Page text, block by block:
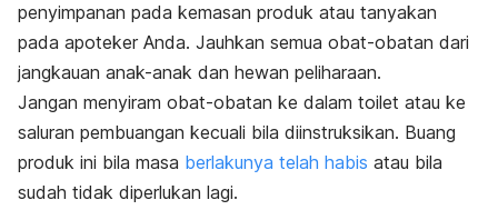
penyimpanan pada kemasan produk atau tanyakan
pada apoteker Anda. Jauhkan semua obat-obatan dari
jangkauan anak-anak dan hewan peliharaan.
Jangan menyiram obat-obatan ke dalam toilet atau ke
saluran pembuangan kecuali bila diinstruksikan. Buang
produk ini bila masa berlakunya telah habis atau bila
sudah tidak diperlukan lagi.